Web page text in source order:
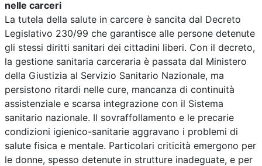
nelle carceri
La tutela della salute in carcere è sancita dal Decreto
Legislativo 230/99 che garantisce alle persone detenute
gli stessi diritti sanitari dei cittadini liberi. Con il decreto,
la gestione sanitaria carceraria è passata dal Ministero
della Giustizia al Servizio Sanitario Nazionale, ma
persistono ritardi nelle cure, mancanza di continuità
assistenziale e scarsa integrazione con il Sistema
sanitario nazionale. Il sovraffollamento e le precarie
condizioni igienico-sanitarie aggravano i problemi di
salute fisica e mentale. Particolari criticità emergono per
le donne, spesso detenute in strutture inadeguate, e per